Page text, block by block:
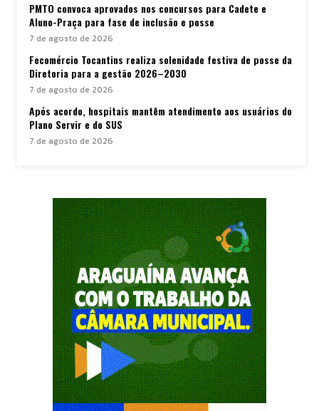
PMTO convoca aprovados nos concursos para Cadete e
Aluno-Praça para fase de inclusão e posse
7 de agosto de 2026
Fecomércio Tocantins realiza solenidade festiva de posse da
Diretoria para a gestão 2026–2030
7 de agosto de 2026
Após acordo, hospitais mantêm atendimento aos usuários do
Plano Servir e do SUS
7 de agosto de 2026